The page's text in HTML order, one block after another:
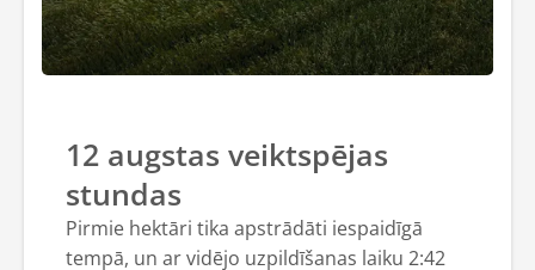
12 augstas veiktspējas
stundas
Pirmie hektāri tika apstrādāti iespaidīgā
tempā, un ar vidējo uzpildīšanas laiku 2:42